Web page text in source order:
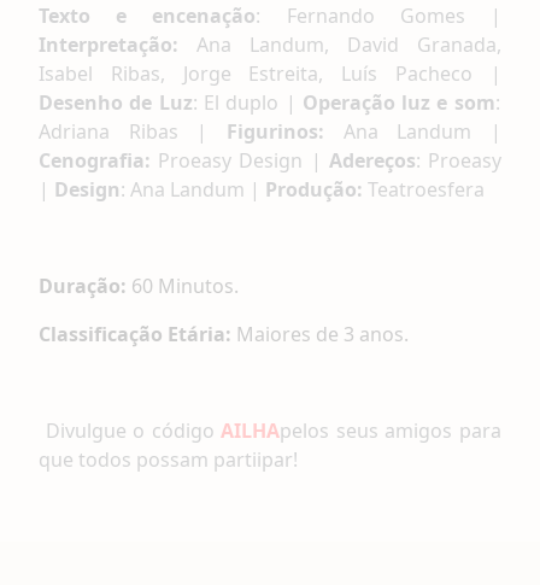
Texto e encenação: Fernando Gomes |
Interpretação: Ana Landum, David Granada,
Isabel Ribas, Jorge Estreita, Luís Pacheco |
Desenho de Luz: El duplo | Operação luz e som:
Adriana Ribas | Figurinos: Ana Landum |
Cenografia: Proeasy Design | Adereços: Proeasy
| Design: Ana Landum | Produção: Teatroesfera
Duração: 60 Minutos.
Classificação Etária: Maiores de 3 anos.
Divulgue o códigoAILHApelos seus amigos para
que todos possam partiipar!